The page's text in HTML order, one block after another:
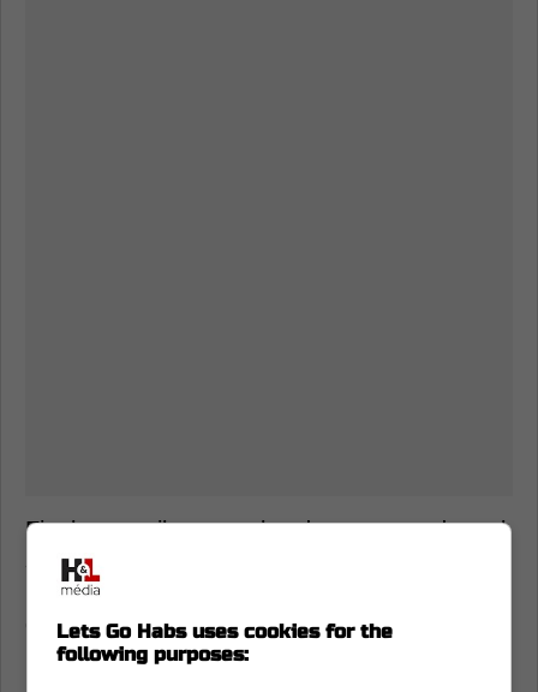
Finalement, il y a eu plus de peur que de mal,
selon Marco D'Amico. Le CH aurait préféré
ne pas le renvoyer dans un match qui était
déjà décidé et qui avait dégénéré dans la
robustesse inutile.
Lets Go Habs uses cookies for the
following purposes: